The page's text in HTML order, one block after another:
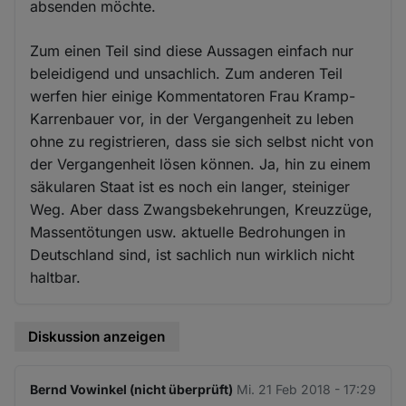
absenden möchte.
Zum einen Teil sind diese Aussagen einfach nur
beleidigend und unsachlich. Zum anderen Teil
werfen hier einige Kommentatoren Frau Kramp-
Karrenbauer vor, in der Vergangenheit zu leben
ohne zu registrieren, dass sie sich selbst nicht von
der Vergangenheit lösen können. Ja, hin zu einem
säkularen Staat ist es noch ein langer, steiniger
Weg. Aber dass Zwangsbekehrungen, Kreuzzüge,
Massentötungen usw. aktuelle Bedrohungen in
Deutschland sind, ist sachlich nun wirklich nicht
haltbar.
Diskussion anzeigen
Bernd Vowinkel (nicht überprüft) Mi. 21 Feb 2018 - 17:29